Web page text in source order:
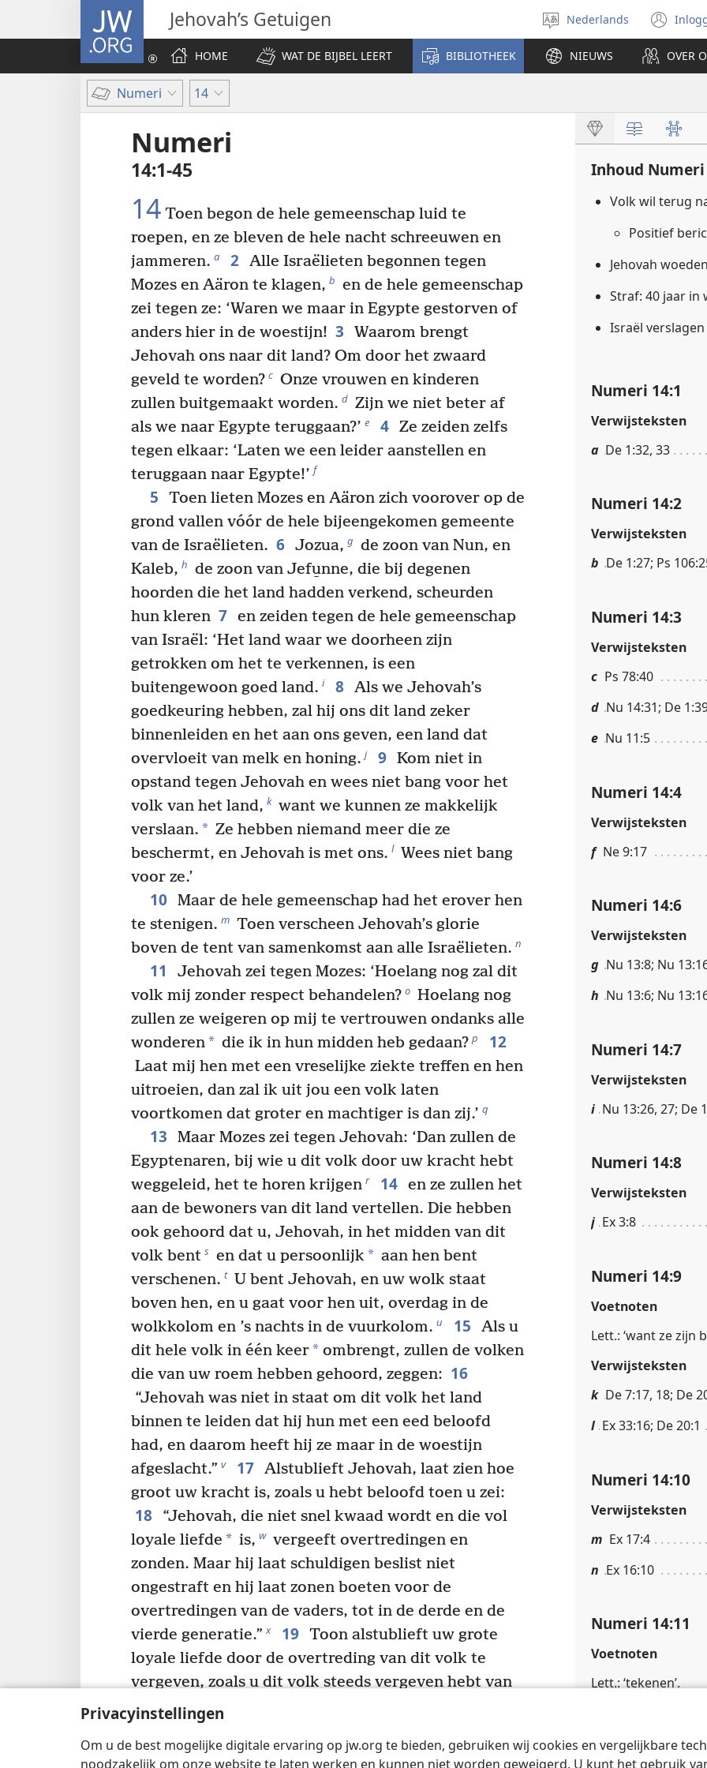
Privacyinstellingen
Om u de best mogelijke digitale ervaring op jw.org te bieden, gebruiken wij cookies en vergelijkbare
noodzakelijk om onze website te laten werken en kunnen niet worden geweigerd. U kunt het gebruik
JW.ORG Jehovah’s Getuigen
Taal
selecteren
Nederlands
HOME WAT DE BIJBEL LEERT BIBLIOTHEEK NIEUWS OVER
Numeri 14
Numeri
14:1-45
14 Toen begon de hele gemeenschap luid te
roepen, en ze bleven de hele nacht schreeuwen en
jammeren. a 2 Alle Israëlieten begonnen tegen
Mozes en Aäron te klagen, b en de hele gemeenschap
zei tegen ze: ‘Waren we maar in Egypte gestorven of
anders hier in de woestijn! 3
Waarom brengt
Jehovah ons naar dit land? Om door het zwaard
geveld te worden? c Onze vrouwen en kinderen
zullen buitgemaakt worden. d Zijn we niet beter af
als we naar Egypte teruggaan?’ e 4 Ze zeiden zelfs
tegen elkaar: ‘Laten we een leider aanstellen en
teruggaan naar Egypte!’ f
5
Toen lieten Mozes en Aäron zich voorover op de
grond vallen vóór de hele bijeengekomen gemeente
van de Israëlieten. 6 Jozua, g de zoon van Nun, en
Kaleb, h de zoon van Jefu̱nne, die bij degenen
hoorden die het land hadden verkend, scheurden
hun kleren 7 en zeiden tegen de hele gemeenschap
van Israël: ‘Het land waar we doorheen zijn
getrokken om het te verkennen, is een
buitengewoon goed land. i 8 Als we Jehovah’s
goedkeuring hebben, zal hij ons dit land zeker
binnenleiden en het aan ons geven, een land dat
overvloeit van melk en honing. j 9 Kom niet in
opstand tegen Jehovah en wees niet bang voor het
volk van het land, k want we kunnen ze makkelijk
verslaan. * Ze hebben niemand meer die ze
beschermt, en Jehovah is met ons. l Wees niet bang
voor ze.’
10 Maar de hele gemeenschap had het erover hen
te stenigen. m Toen verscheen Jehovah’s glorie
boven de tent van samenkomst aan alle Israëlieten. n
11
Jehovah zei tegen Mozes: ‘Hoelang nog zal dit
volk mij zonder respect behandelen? o Hoelang nog
zullen ze weigeren op mij te vertrouwen ondanks alle
wonderen* die ik in hun midden heb gedaan? p 12
Laat mij hen met een vreselijke ziekte treffen en hen
uitroeien, dan zal ik uit jou een volk laten
voortkomen dat groter en machtiger is dan zij.’ q
13
Maar Mozes zei tegen Jehovah: ‘Dan zullen de
Egyptenaren, bij wie u dit volk door uw kracht hebt
weggeleid, het te horen krijgen r 14 en ze zullen het
aan de bewoners van dit land vertellen. Die hebben
ook gehoord dat u, Jehovah, in het midden van dit
volk bent s en dat u persoonlijk * aan hen bent
verschenen. t U bent Jehovah, en uw wolk staat
boven hen, en u gaat voor hen uit, overdag in de
wolkkolom en ’s nachts in de vuurkolom. u 15
Als u
dit hele volk in één keer* ombrengt, zullen de volken
die van uw roem hebben gehoord, zeggen: 16
“Jehovah was niet in staat om dit volk het land
binnen te leiden dat hij hun met een eed beloofd
had, en daarom heeft hij ze maar in de woestijn
afgeslacht.” v 17 Alstublieft Jehovah, laat zien hoe
groot uw kracht is, zoals u hebt beloofd toen u zei:
18
“Jehovah, die niet snel kwaad wordt en die vol
loyale liefde * is, w vergeeft overtredingen en
zonden. Maar hij laat schuldigen beslist niet
ongestraft en hij laat zonen boeten voor de
overtredingen van de vaders, tot in de derde en de
vierde generatie.” x 19 Toon alstublieft uw grote
loyale liefde door de overtreding van dit volk te
vergeven, zoals u dit volk steeds vergeven hebt van
Egypte af tot hier toe.’
vraagt. z 21 Maar zo zeker als ik leef, de hele aarde
Inhoud Numeri
Volk wil terug
Positief
Jehovah
Straf: 40 jaar
Israël
Numeri 14:1
Verwijsteksten
a De 1:32, 33
Numeri 14:2
Verwijsteksten
b De 1:27; Ps
Numeri 14:3
Verwijsteksten
c Ps 78:40
d Nu 14:31; De
e Nu 11:5
Numeri 14:4
Verwijsteksten
f Ne 9:17
Numeri 14:6
Verwijsteksten
g Nu 13:8; Nu
h Nu 13:6; Nu
Numeri 14:7
Verwijsteksten
i Nu 13:26, 27; De
Numeri 14:8
Verwijsteksten
j Ex 3:8
Numeri 14:9
Voetnoten
Lett.: ‘want ze zijn
Verwijsteksten
k De 7:17, 18; De
l Ex 33:16; De 20:1
Numeri 14:10
Verwijsteksten
m Ex 17:4
n Ex 16:10
Numeri 14:11
Voetnoten
Lett.: ‘tekenen’.
o Ex 16:28; Nu